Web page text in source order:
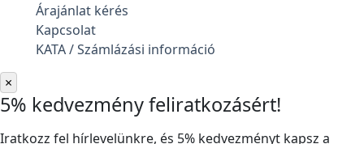
Árajánlat kérés
Kapcsolat
KATA / Számlázási információ
×
5% kedvezmény feliratkozásért!
Iratkozz fel hírlevelünkre, és 5% kedvezményt kapsz a